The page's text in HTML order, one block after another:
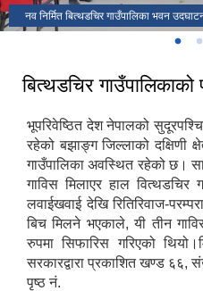
नव निर्मित बित्थडचिर गाउँपालिका भवन
बित्थडचिर गाउँपालिकाको
भूपरिवेष्ठित देश नेपालको
रहेको बझाङ्ग जिल्लाको दक्षिणी
गाउँपालिका अवस्थित रहेको छ।
गाविस मिलाएर हाल
लवाईखवाई देखि रितिरिवाज-
बिच मिलने भएकाले, यी तीन
रुपमा सिफारिस गरिएको
सरकारद्वारा प्रकाशित खण्ड ६६,
पृष्ठ नं.